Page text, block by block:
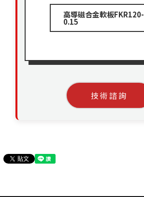
高導磁合金軟板FKR120-
0.15
技術諮詢